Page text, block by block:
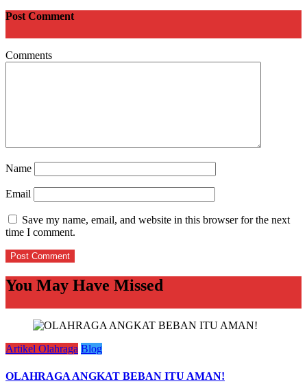
Post Comment
Comments
Name
Email
Save my name, email, and website in this browser for the next
time I comment.
You May Have Missed
Artikel Olahraga Blog
OLAHRAGA ANGKAT BEBAN ITU AMAN!